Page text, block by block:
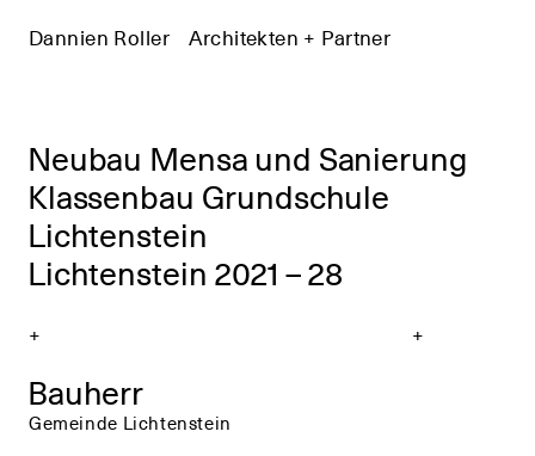
Dannien Roller Architekten + Partner
Neubau Mensa und Sanierung
Klassenbau Grundschule
Lichtenstein
Lichtenstein 2021 – 28
Bauherr
Gemeinde Lichtenstein
+
+ +